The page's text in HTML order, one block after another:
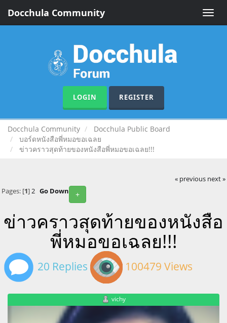
Toggle
Docchula Community
LOGIN REGISTER
Docchula Community
Docchula Public Board
บอร์ดหนังสือพี่หมอขอเฉลย
ข่าวคราวสุดท้ายของหนังสือพี่หมอขอเฉลย!!!
« previous next »
+
Pages: [1]2 Go Down
ข่าวคราวสุดท้ายของหนังสือ
พี่หมอขอเฉลย!!!
20 Replies 100479 Views
vichy